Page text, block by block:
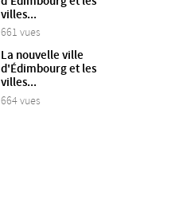
villes...
661 vues
La nouvelle ville
d'Édimbourg et les
villes...
664 vues